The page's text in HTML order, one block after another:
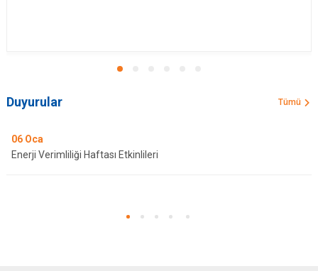
Duyurular Tümü
06 Oca
Enerji Verimliliği Haftası Etkinlileri